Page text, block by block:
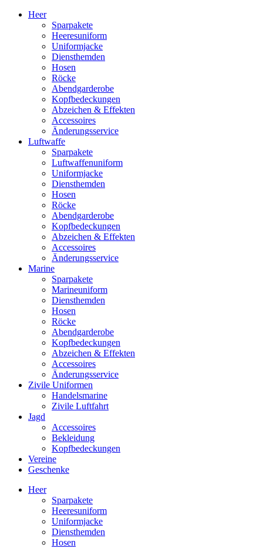
Heer
Sparpakete
Heeresuniform
Uniformjacke
Diensthemden
Hosen
Röcke
Abendgarderobe
Kopfbedeckungen
Abzeichen & Effekten
Accessoires
Änderungsservice
Luftwaffe
Sparpakete
Luftwaffenuniform
Uniformjacke
Diensthemden
Hosen
Röcke
Abendgarderobe
Kopfbedeckungen
Abzeichen & Effekten
Accessoires
Änderungsservice
Marine
Sparpakete
Marineuniform
Diensthemden
Hosen
Röcke
Abendgarderobe
Kopfbedeckungen
Abzeichen & Effekten
Accessoires
Änderungsservice
Zivile Uniformen
Handelsmarine
Zivile Luftfahrt
Jagd
Accessoires
Bekleidung
Kopfbedeckungen
Vereine
Geschenke
Heer
Sparpakete
Heeresuniform
Uniformjacke
Diensthemden
Hosen